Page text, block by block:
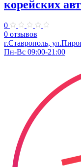
корейских
0
0 отзывов
г.Ставрополь,
Пн-Вс 09:00-21:00